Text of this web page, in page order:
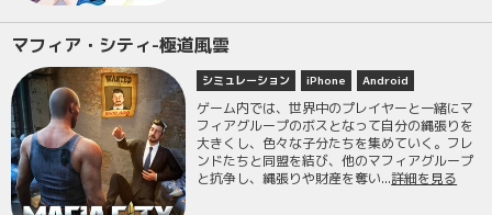
マフィア・シティ-極道風雲
シミュレーション iPhone Android
ゲーム内では、世界中のプレイヤーと一緒にマ
フィアグループのボスとなって自分の縄張りを
大きくし、色々な子分たちを集めていく。フレ
ンドたちと同盟を結び、他のマフィアグループ
と抗争し、縄張りや財産を奪い...詳細を見る